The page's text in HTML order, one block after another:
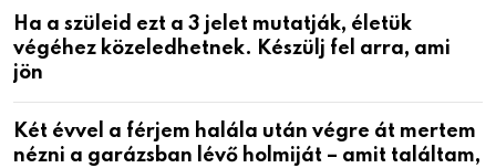
Ha a szüleid ezt a 3 jelet mutatják, életük
végéhez közeledhetnek. Készülj fel arra, ami
jön
Két évvel a férjem halála után végre át mertem
nézni a garázsban lévő holmiját – amit találtam,